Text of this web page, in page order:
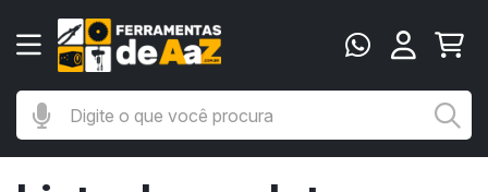
Digite o que você procura